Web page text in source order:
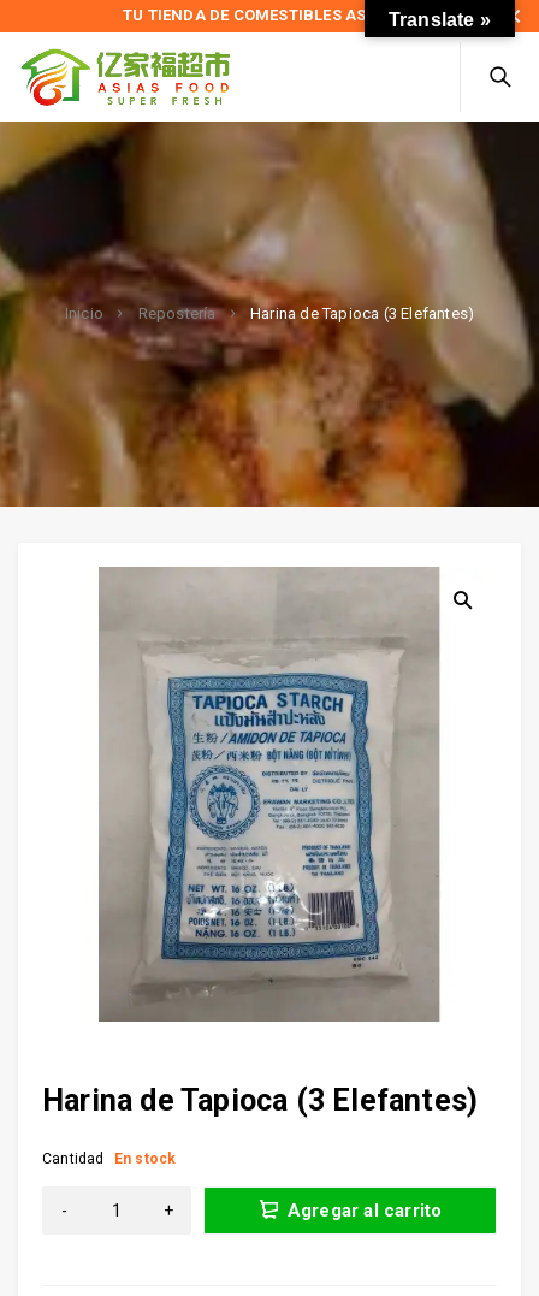
TU TIENDA DE COMESTIBLES ASIÁTICOS
Inicio Repostería Harina de Tapioca (3 Elefantes)
Harina de Tapioca (3 Elefantes)
Cantidad En stock
Agregar al carrito
Translate »